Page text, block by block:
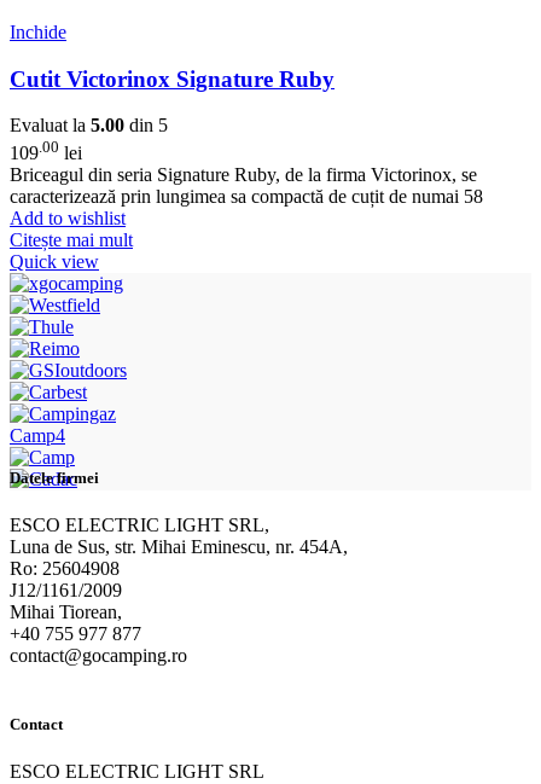
Inchide
Cutit Victorinox Signature Ruby
Evaluat la 5.00 din 5
109 .00 lei
Briceagul din seria Signature Ruby, de la firma Victorinox, se
caracterizează prin lungimea sa compactă de cuțit de numai 58
Add to wishlist
Citește mai mult
Quick view
Camp4
Datele firmei
ESCO ELECTRIC LIGHT SRL,
Luna de Sus, str. Mihai Eminescu, nr. 454A,
Ro: 25604908
J12/1161/2009
Mihai Tiorean,
+40 755 977 877
contact@gocamping.ro
Contact
ESCO ELECTRIC LIGHT SRL